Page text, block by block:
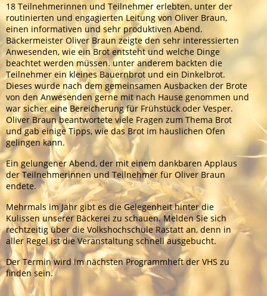
18 Teilnehmerinnen und Teilnehmer erlebten, unter der
routinierten und engagierten Leitung von Oliver Braun,
einen informativen und sehr produktiven Abend.
Bäckermeister Oliver Braun zeigte den sehr interessierten
Anwesenden, wie ein Brot entsteht und welche Dinge
beachtet werden müssen. unter anderem backten die
Teilnehmer ein kleines Bauernbrot und ein Dinkelbrot.
Dieses wurde nach dem gemeinsamen Ausbacken der Brote
von den Anwesenden gerne mit nach Hause genommen und
war sicher eine Bereicherung für Frühstück oder Vesper.
Oliver Braun beantwortete viele Fragen zum Thema Brot
und gab einige Tipps, wie das Brot im häuslichen Ofen
gelingen kann.
Ein gelungener Abend, der mit einem dankbaren Applaus
der Teilnehmerinnen und Teilnehmer für Oliver Braun
endete.
Mehrmals im Jahr gibt es die Gelegenheit hinter die
Kulissen unserer Bäckerei zu schauen. Melden Sie sich
rechtzeitig über die Volkshochschule Rastatt an, denn in
aller Regel ist die Veranstaltung schnell ausgebucht.
Der Termin wird im nächsten Programmheft der VHS zu
finden sein.